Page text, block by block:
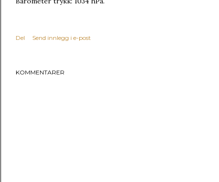
Del Send innlegg i e-post
KOMMENTARER